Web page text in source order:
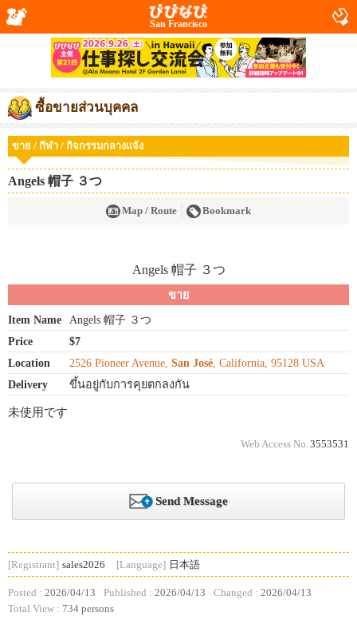
San Francisco
ซื้อขายส่วนบุคคล
ขาย / กีฬา / กิจกรรมกลางแจ้ง
Angels 帽子 ３つ
Map / Route Bookmark
ขาย
Item Name
Angels 帽子 ３つ
Price
$7
Location
2526 Pioneer Avenue, San José, California, 95128 USA
Delivery
ขึ้นอยู่กับการคุยตกลงกัน
未使用です
Web Access No. 3553531
Send Message
[Registrant] sales2026 [Language] 日本語
Posted : 2026/04/13 Published : 2026/04/13 Changed : 2026/04/13
Total View : 734 persons